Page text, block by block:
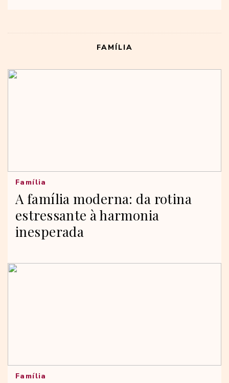
FAMÍLIA
A família moderna: da rotina
estressante à harmonia
inesperada
Família
Família